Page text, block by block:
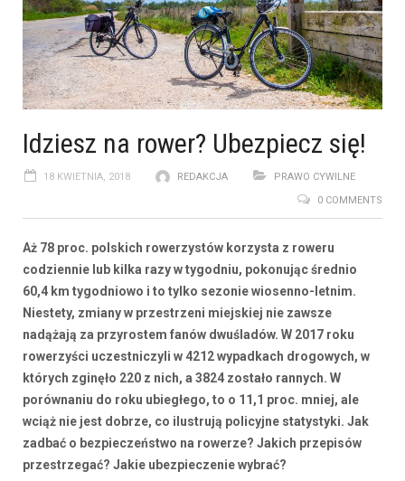
Idziesz na rower? Ubezpiecz się!
18 KWIETNIA, 2018 REDAKCJA
PRAWO CYWILNE
0 COMMENTS
Aż 78 proc. polskich rowerzystów korzysta z roweru
codziennie lub kilka razy w tygodniu, pokonując średnio
60,4 km tygodniowo i to tylko sezonie wiosenno-letnim.
Niestety, zmiany w przestrzeni miejskiej nie zawsze
nadążają za przyrostem fanów dwuśladów. W 2017 roku
rowerzyści uczestniczyli w 4212 wypadkach drogowych, w
których zginęło 220 z nich, a 3824 zostało rannych. W
porównaniu do roku ubiegłego, to o 11,1 proc. mniej, ale
wciąż nie jest dobrze, co ilustrują policyjne statystyki. Jak
zadbać o bezpieczeństwo na rowerze? Jakich przepisów
przestrzegać? Jakie ubezpieczenie wybrać?